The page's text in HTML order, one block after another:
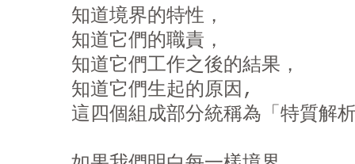
知道境界的特性，
知道它們的職責，
知道它們工作之後的結果，
知道它們生起的原因,
這四個組成部分統稱為「特質解析